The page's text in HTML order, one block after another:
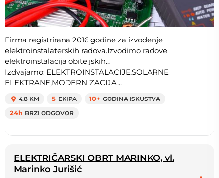
Firma registrirana 2016 godine za izvođenje
elektroinstalaterskih radova.Izvodimo radove
elektroinstalacija obiteljskih...
Izdvajamo: ELEKTROINSTALACIJE,SOLARNE
ELEKTRANE,MODERNIZACIJA...
4.8 KM 5 EKIPA 10+ GODINA ISKUSTVA
24h BRZI ODGOVOR
ELEKTRIČARSKI OBRT MARINKO, vl.
Marinko Jurišić